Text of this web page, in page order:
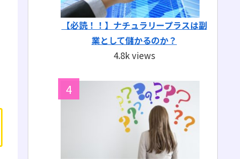
【必読！！】ナチュラリープラスは副
業として儲かるのか？
4.8k views